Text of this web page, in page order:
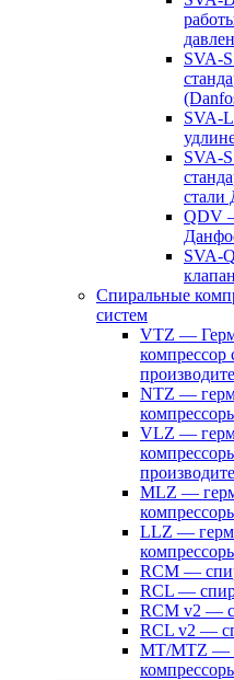
SVA-
SVA-
SVA-
стали
QDV
SVA-
Спиральные
систем
VTZ —
компрессор
NTZ —
VLZ —
MLZ —
LLZ —
RCM —
RCL —
RCM v2 —
RCL v2 —
MT/MTZ —